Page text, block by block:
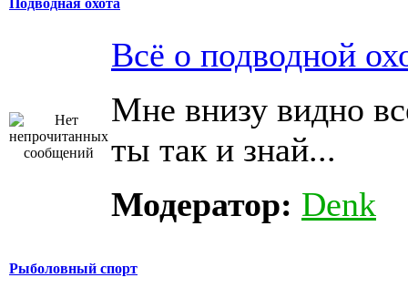
Подводная охота
Всё о подводной
Мне внизу видно
ты так и знай...
Модератор: Denk
Рыболовный спорт